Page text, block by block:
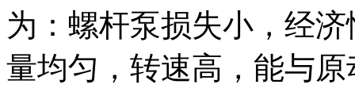
为：螺杆泵损失小，经
量均匀，转速高，能与